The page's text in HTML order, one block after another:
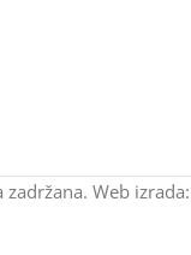
Web izrada: